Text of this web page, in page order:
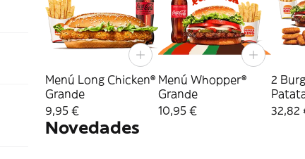
Menú Long Chicken®
Grande
9,95 €
Menú Whopper®
Grande
10,95 €
2
32,82
Novedades